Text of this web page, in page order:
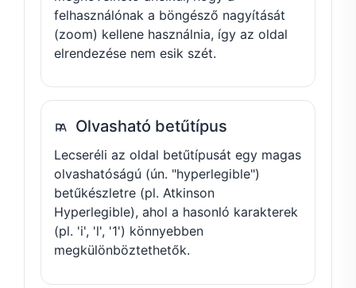
felhasználónak a böngésző nagyítását
(zoom) kellene használnia, így az oldal
elrendezése nem esik szét.
Olvasható betűtípus
Lecseréli az oldal betűtípusát egy magas
olvashatóságú (ún. "hyperlegible")
betűkészletre (pl. Atkinson
Hyperlegible), ahol a hasonló karakterek
(pl. 'i', 'l', '1') könnyebben
megkülönböztethetők.